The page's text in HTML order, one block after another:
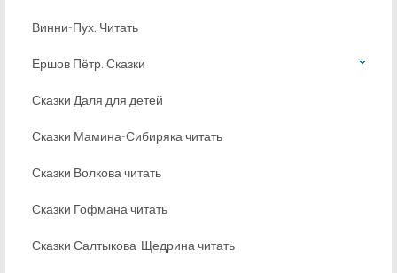
Винни-Пух. Читать
Ершов Пётр. Сказки
Сказки Даля для детей
Сказки Мамина-Сибиряка читать
Сказки Волкова читать
Сказки Гофмана читать
Сказки Салтыкова-Щедрина читать